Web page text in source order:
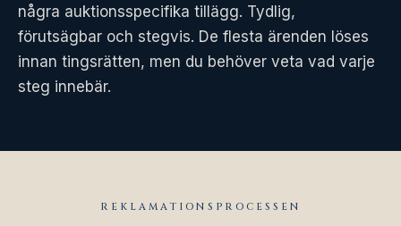
några auktionsspecifika tillägg. Tydlig,
förutsägbar och stegvis. De flesta ärenden löses
innan tingsrätten, men du behöver veta vad varje
steg innebär.
REKLAMATIONSPROCESSEN